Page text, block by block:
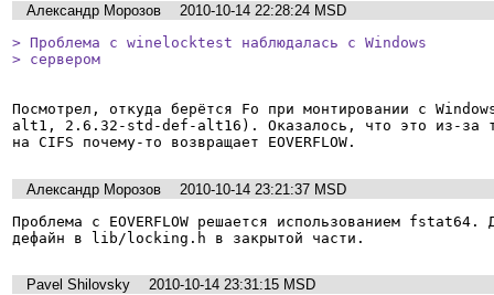
Александр Морозов
2010-10-14 22:28:24 MSD
> Проблема с winelocktest наблюдалась с Windows
> сервером
Посмотрел, откуда берётся Fo при монтировании с
alt1, 2.6.32-std-def-alt16). Оказалось, что это из-за
Александр Морозов
2010-10-14 23:21:37 MSD
Проблема с EOVERFLOW решается использованием fstat64.
Pavel Shilovsky
2010-10-14 23:31:15 MSD